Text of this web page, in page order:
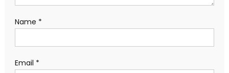
Name *
Email *